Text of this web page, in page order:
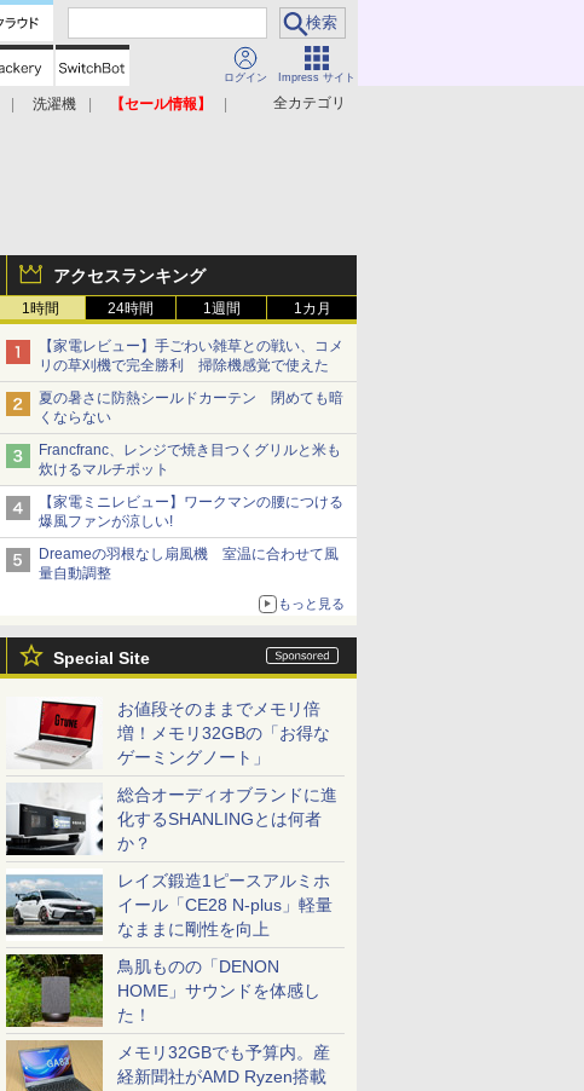
ログイン Impress サイト
全カテゴリ
洗濯機
【セール情報】
アクセスランキング
1時間 24時間 1週間 1カ月
【家電レビュー】手ごわい雑草との戦い、コメ
リの草刈機で完全勝利 掃除機感覚で使えた
夏の暑さに防熱シールドカーテン 閉めても暗
くならない
Francfranc、レンジで焼き目つくグリルと米も
炊けるマルチポット
【家電ミニレビュー】ワークマンの腰につける
爆風ファンが涼しい!
Dreameの羽根なし扇風機 室温に合わせて風
量自動調整
もっと見る
Special Site
お値段そのままでメモリ倍
増！メモリ32GBの「お得な
ゲーミングノート」
総合オーディオブランドに進
化するSHANLINGとは何者
か？
レイズ鍛造1ピースアルミホ
イール「CE28 N-plus」軽量
なままに剛性を向上
鳥肌ものの「DENON
HOME」サウンドを体感し
た！
メモリ32GBでも予算内。産
経新聞社がAMD Ryzen搭載